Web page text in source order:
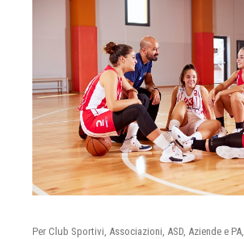
Per Club Sportivi, Associazioni, ASD, Aziende e PA,